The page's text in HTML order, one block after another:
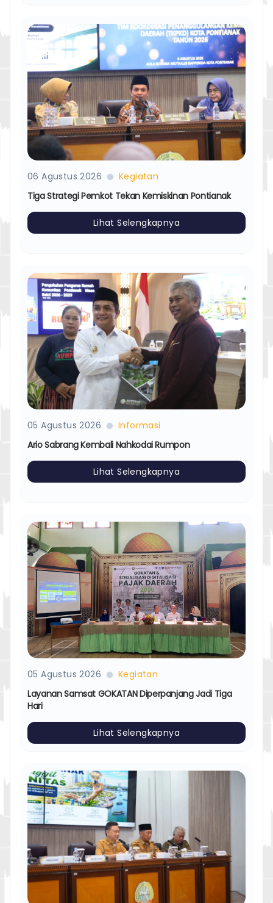
06 Agustus 2026
Kegiatan
Tiga Strategi Pemkot Tekan Kemiskinan Pontianak
Lihat Selengkapnya
05 Agustus 2026
Informasi
Ario Sabrang Kembali Nahkodai Rumpon
Lihat Selengkapnya
05 Agustus 2026
Kegiatan
Layanan Samsat GOKATAN Diperpanjang Jadi Tiga
Hari
Lihat Selengkapnya